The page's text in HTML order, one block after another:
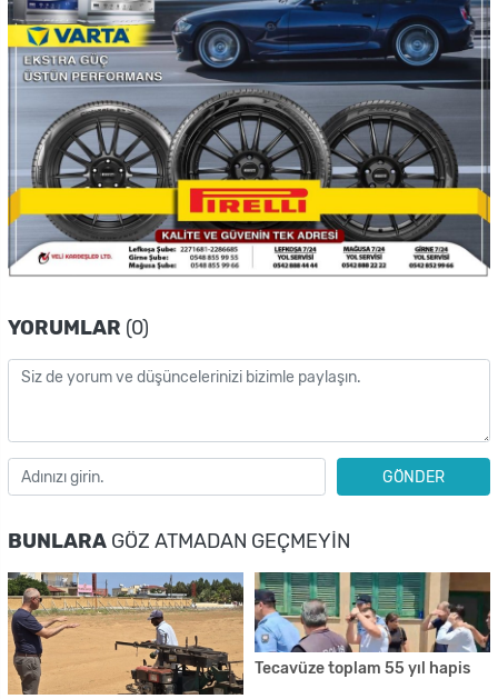
YORUMLAR (0)
GÖNDER
BUNLARA GÖZ ATMADAN GEÇMEYIN
Tecavüze toplam 55 yıl hapis